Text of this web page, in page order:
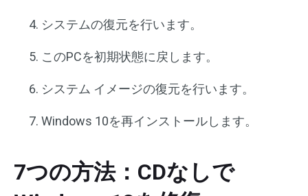
システムの復元を行います。
このPCを初期状態に戻します。
システム イメージの復元を行います。
Windows 10を再インストールします。
7つの方法：CDなしで